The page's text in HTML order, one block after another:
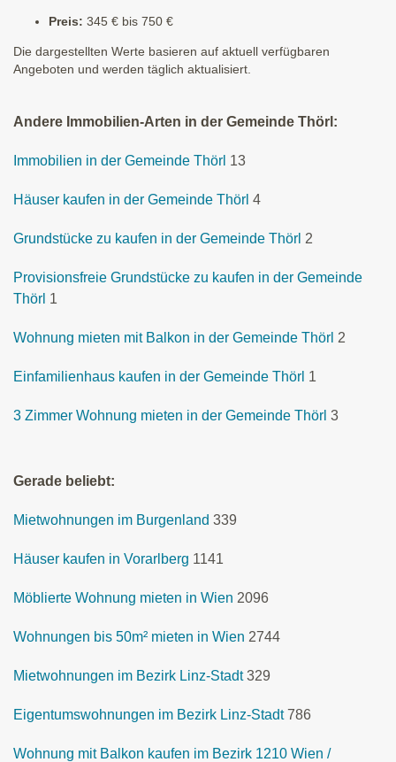
Preis: 345 € bis 750 €
Die dargestellten Werte basieren auf aktuell verfügbaren
Angeboten und werden täglich aktualisiert.
Andere Immobilien-Arten in der Gemeinde Thörl:
Immobilien in der Gemeinde Thörl 13
Häuser kaufen in der Gemeinde Thörl 4
Grundstücke zu kaufen in der Gemeinde Thörl 2
Provisionsfreie Grundstücke zu kaufen in der Gemeinde
Thörl 1
Wohnung mieten mit Balkon in der Gemeinde Thörl 2
Einfamilienhaus kaufen in der Gemeinde Thörl 1
3 Zimmer Wohnung mieten in der Gemeinde Thörl 3
Gerade beliebt:
Mietwohnungen im Burgenland 339
Häuser kaufen in Vorarlberg 1141
Möblierte Wohnung mieten in Wien 2096
Wohnungen bis 50m² mieten in Wien 2744
Mietwohnungen im Bezirk Linz-Stadt 329
Eigentumswohnungen im Bezirk Linz-Stadt 786
Wohnung mit Balkon kaufen im Bezirk 1210 Wien /